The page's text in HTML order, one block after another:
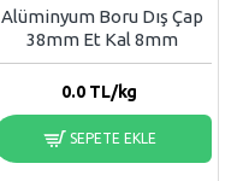
Alüminyum Boru Dış Çap
38mm Et Kal 8mm
0.0TL/kg
SEPETE EKLE